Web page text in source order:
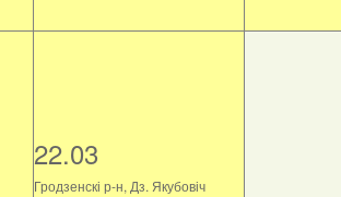
22.03
Гродзенскі р-н, Дз. Якубовіч